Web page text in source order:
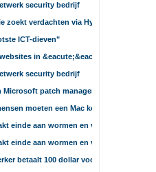
security bedrijf
zoekt verdachten via Hyves.nl en Cu2.nl
ICT-dieven"
in &eacute;&eacute;n keer
security bedrijf
patch management
moeten een Mac kopen
einde aan wormen en virussen
einde aan wormen en virussen
betaalt 100 dollar voor Vista bugs